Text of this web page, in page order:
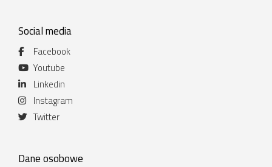
Social media
Facebook
Youtube
Linkedin
Instagram
Twitter
Dane osobowe